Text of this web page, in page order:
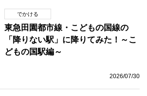
でかける
東急田園都市線・こどもの国線の
「降りない駅」に降りてみた！～こ
どもの国駅編～
2026/07/30